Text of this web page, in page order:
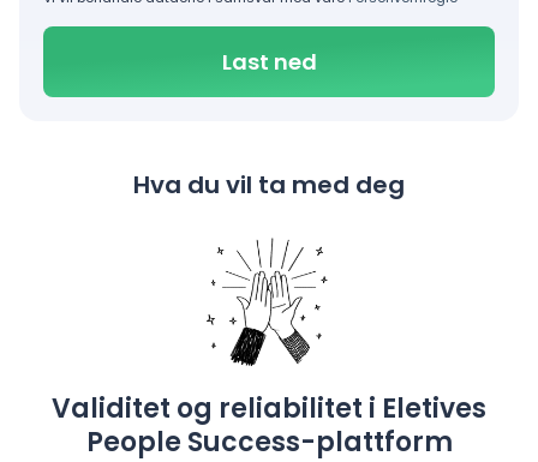
Hva du vil ta med deg
Validitet og reliabilitet i Eletives
People Success-plattform